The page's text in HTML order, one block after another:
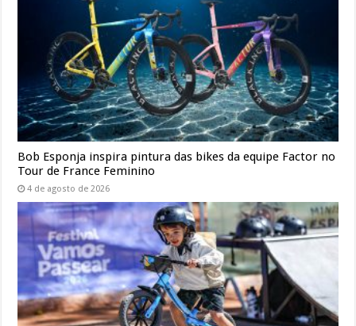
Bob Esponja inspira pintura das bikes da equipe Factor no
Tour de France Feminino
4 de agosto de 2026